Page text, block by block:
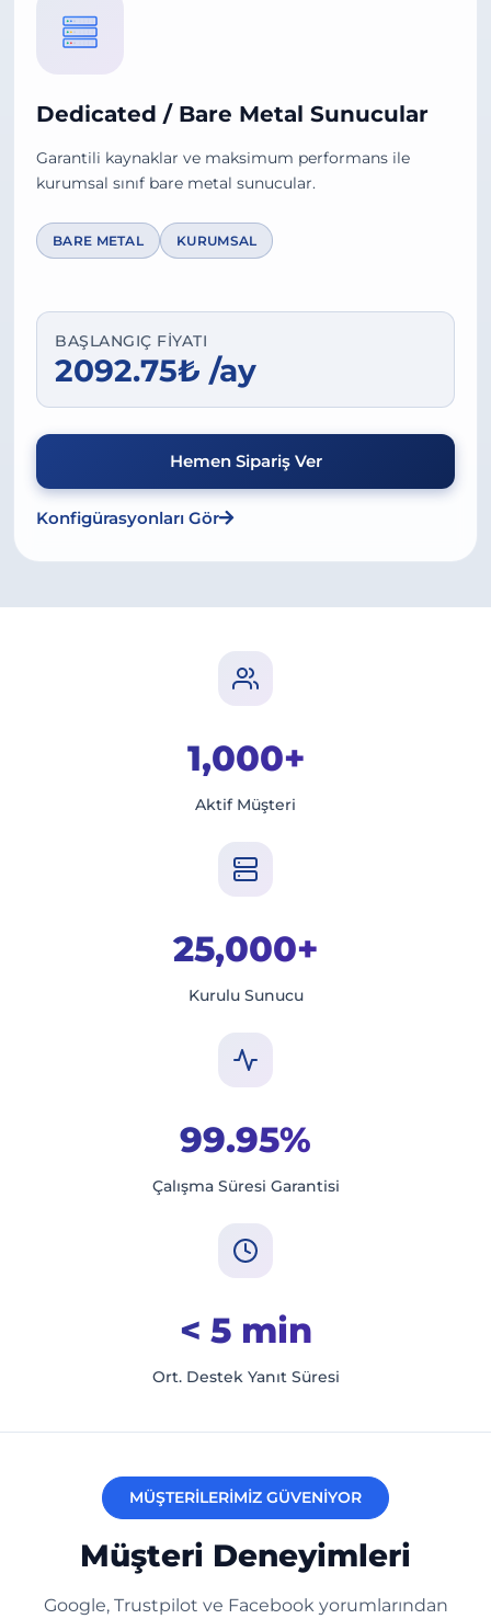
Dedicated / Bare Metal Sunucular
Garantili kaynaklar ve maksimum performans ile
kurumsal sınıf bare metal sunucular.
BARE METAL KURUMSAL
BAŞLANGIÇ FIYATI
2092.75₺ /ay
Hemen Sipariş Ver
Konfigürasyonları Gör
1,000+
Aktif Müşteri
25,000+
Kurulu Sunucu
99.95%
Çalışma Süresi Garantisi
< 5 min
Ort. Destek Yanıt Süresi
MÜŞTERİLERİMİZ GÜVENİYOR
Müşteri Deneyimleri
Google, Trustpilot ve Facebook yorumlarından